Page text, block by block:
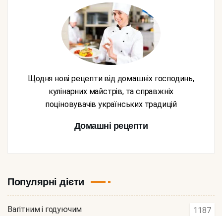
Щодня нові рецепти від домашніх господинь,
кулінарних майстрів, та справжніх
поціновувачів українських традицій
Домашні рецепти
Популярні дієти
Вагітним і годуючим 1187